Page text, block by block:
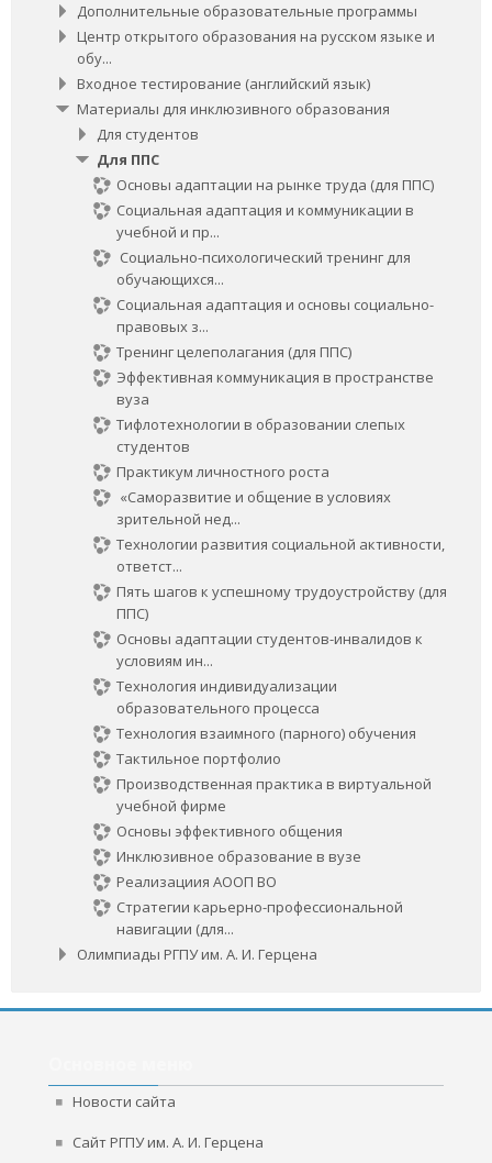
Дополнительные образовательные программы
Центр открытого образования на русском языке и
обу...
Входное тестирование (английский язык)
Материалы для инклюзивного образования
Для студентов
Для ППС
Основы адаптации на рынке труда (для ППС)
Социальная адаптация и коммуникации в
учебной и пр...
Социально-психологический тренинг для
обучающихся...
Социальная адаптация и основы социально-
правовых з...
Тренинг целеполагания (для ППС)
Эффективная коммуникация в пространстве
вуза
Тифлотехнологии в образовании слепых
студентов
Практикум личностного роста
«Саморазвитие и общение в условиях
зрительной нед...
Технологии развития социальной активности,
ответст...
Пять шагов к успешному трудоустройству (для
ППС)
Основы адаптации студентов-инвалидов к
условиям ин...
Технология индивидуализации
образовательного процесса
Технология взаимного (парного) обучения
Тактильное портфолио
Производственная практика в виртуальной
учебной фирме
Основы эффективного общения
Инклюзивное образование в вузе
Реализациия АООП ВО
Стратегии карьерно-профессиональной
навигации (для...
Олимпиады РГПУ им. А. И. Герцена
Новости сайта
Сайт РГПУ им. А. И. Герцена